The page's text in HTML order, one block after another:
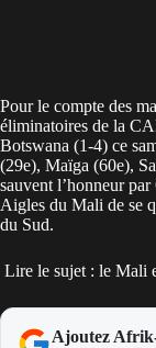
Pour le compte des
éliminatoires de la
Botswana (1-4) ce
(29e), Maïga (60e),
sauvent l’honneur
Aigles du Mali de se
du Sud.
Lire le sujet : le Mali
Ajoutez